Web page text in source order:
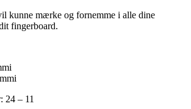
kunne mærke og fornemme i alle dine
fingerboard.
24 – 11